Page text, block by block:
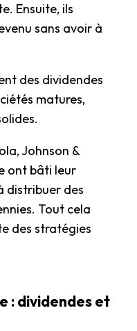
Ensuite, ils
sans avoir à
des dividendes
matures,
Johnson &
ont bâti leur
distribuer des
Tout cela
des stratégies
: dividendes et